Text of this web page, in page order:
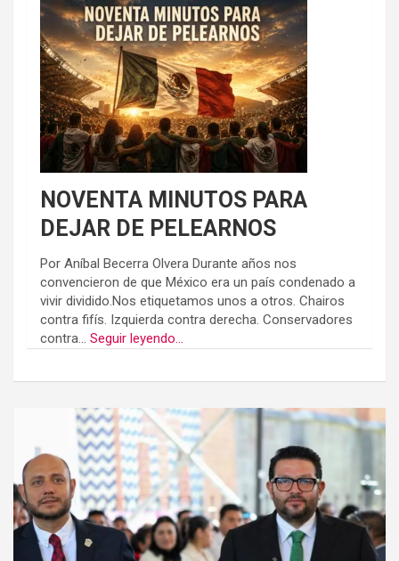
NOVENTA MINUTOS PARA
DEJAR DE PELEARNOS
Por Aníbal Becerra Olvera Durante años nos
convencieron de que México era un país condenado a
vivir dividido.Nos etiquetamos unos a otros. Chairos
contra fifís. Izquierda contra derecha. Conservadores
contra... Seguir leyendo...